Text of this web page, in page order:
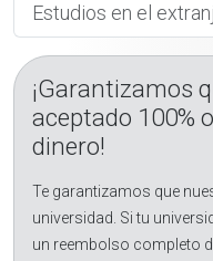
Estudios en el
¡Garantizamos
aceptado 100%
dinero!
Te garantizamos que
universidad. Si tu
un reembolso completo